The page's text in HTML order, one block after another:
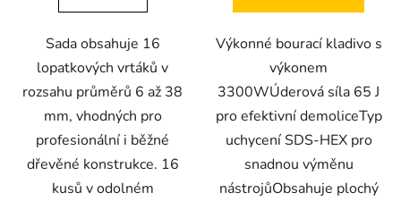
Sada obsahuje 16
lopatkových vrtáků v
rozsahu průměrů 6 až 38
mm, vhodných pro
profesionální i běžné
dřevěné konstrukce. 16
kusů v odolném
Výkonné bourací kladivo s
výkonem
3300WÚderová síla 65 J
pro efektivní demoliceTyp
uchycení SDS-HEX pro
snadnou výměnu
nástrojůObsahuje plochý